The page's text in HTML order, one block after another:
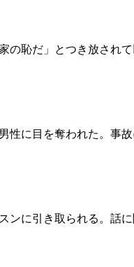
の恥だ」とつき放さ
に目を奪われた。事
に引き取られる。話